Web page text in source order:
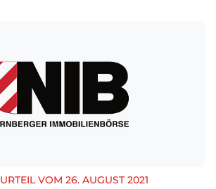
URTEIL VOM 26. AUGUST 2021